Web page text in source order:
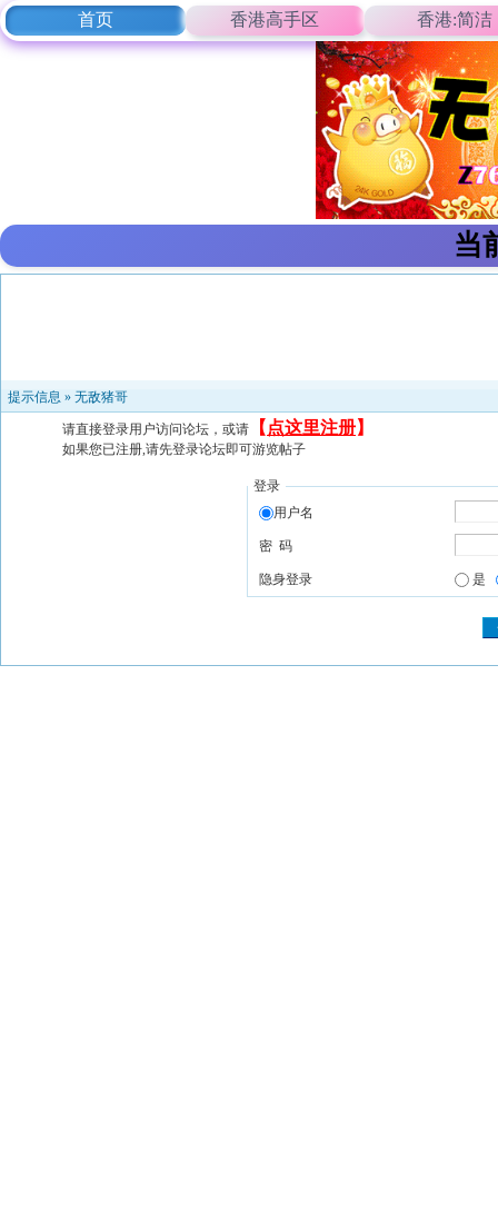
首页 香港高手区 香港:简洁
当
提示信息 » 无敌猪哥
请直接登录用户访问论坛，或请 【 点这里注册】
如果您已注册,请先登录论坛即可游览帖子
登录
用户名
密 码
隐身登录 是